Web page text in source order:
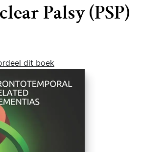
Palsy (PSP)
dit boek